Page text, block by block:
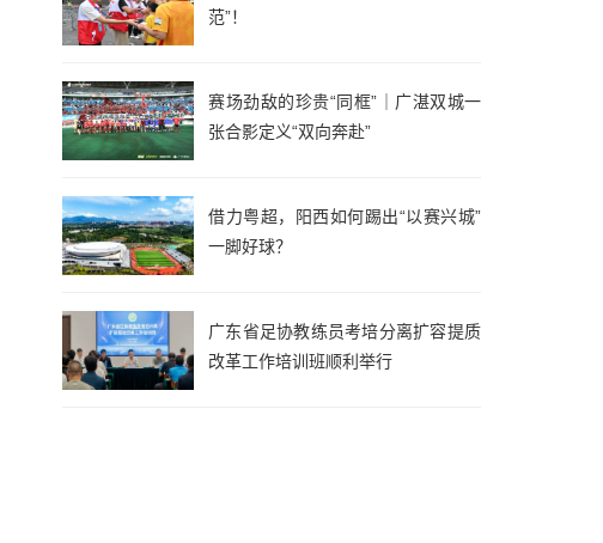
范”！
赛场劲敌的珍贵“同框”｜广湛双城一
张合影定义“双向奔赴”
借力粤超，阳西如何踢出“以赛兴城”
一脚好球？
广东省足协教练员考培分离扩容提质
改革工作培训班顺利举行